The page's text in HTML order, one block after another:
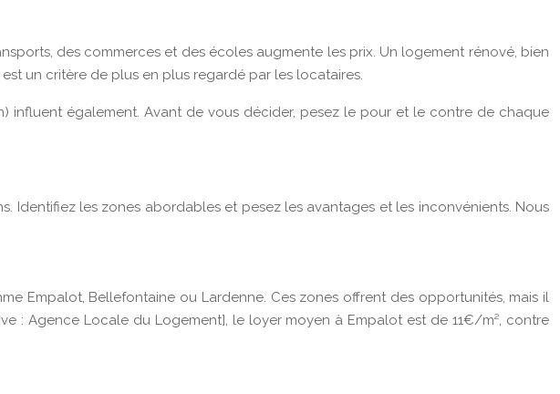
des commerces et des écoles augmente les prix. Un logement rénové, bien
un critère de plus en plus regardé par les locataires.
influent également. Avant de vous décider, pesez le pour et le contre de chaque
Identifiez les zones abordables et pesez les avantages et les inconvénients. Nous
Empalot, Bellefontaine ou Lardenne. Ces zones offrent des opportunités, mais il
: Agence Locale du Logement], le loyer moyen à Empalot est de 11€/m², contre